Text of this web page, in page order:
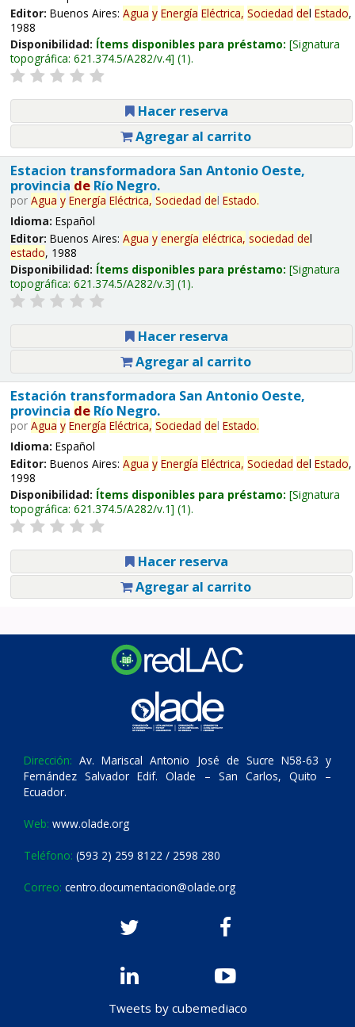
Editor: Buenos Aires: Agua y Energía Eléctrica, Sociedad del Estado,
1988
Disponibilidad: Ítems disponibles para préstamo: Signatura
topográfica: 621.374.5/A282/v.4 (1).
Hacer reserva
Agregar al carrito
Estacion transformadora San Antonio Oeste,
provincia deRío Negro.
por Agua y Energía Eléctrica, Sociedad del Estado.
Idioma: Español
Editor: Buenos Aires: Agua y energía eléctrica, sociedad del
estado, 1988
Disponibilidad: Ítems disponibles para préstamo: Signatura
topográfica: 621.374.5/A282/v.3 (1).
Hacer reserva
Agregar al carrito
Estación transformadora San Antonio Oeste,
provincia deRío Negro.
por Agua y Energía Eléctrica, Sociedad del Estado.
Idioma: Español
Editor: Buenos Aires: Agua y Energía Eléctrica, Sociedad del Estado,
1998
Disponibilidad: Ítems disponibles para préstamo: Signatura
topográfica: 621.374.5/A282/v.1 (1).
Hacer reserva
Agregar al carrito
Dirección: Av. Mariscal Antonio José de Sucre N58-63 y
Fernández Salvador Edif. Olade – San Carlos, Quito –
Ecuador.
Web: www.olade.org
Teléfono: (593 2) 259 8122 / 2598 280
Correo: centro.documentacion@olade.org
Tweets by cubemediaco